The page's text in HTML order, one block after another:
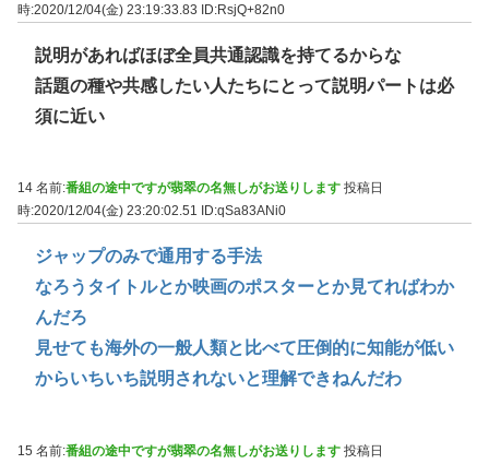
時:2020/12/04(金) 23:19:33.83 ID:RsjQ+82n0
説明があればほぼ全員共通認識を持てるからな
話題の種や共感したい人たちにとって説明パートは必
須に近い
14 名前:番組の途中ですが翡翠の名無しがお送りします 投稿日
時:2020/12/04(金) 23:20:02.51
ID:qSa83ANi0
ジャップのみで通用する手法
なろうタイトルとか映画のポスターとか見てればわか
んだろ
見せても海外の一般人類と比べて圧倒的に知能が低い
からいちいち説明されないと理解できねんだわ
15 名前:番組の途中ですが翡翠の名無しがお送りします 投稿日